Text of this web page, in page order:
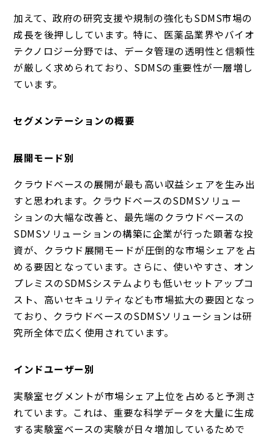
加えて、政府の研究支援や規制の強化もSDMS市場の
成長を後押ししています。特に、医薬品業界やバイオ
テクノロジー分野では、データ管理の透明性と信頼性
が厳しく求められており、SDMSの重要性が一層増し
ています。
セグメンテーションの概要
展開モード別
クラウドベースの展開が最も高い収益シェアを生み出
すと思われます。クラウドベースのSDMSソリュー
ションの大幅な改善と、最先端のクラウドベースの
SDMSソリューションの構築に企業が行った顕著な投
資が、クラウド展開モードが圧倒的な市場シェアを占
める要因となっています。さらに、使いやすさ、オン
プレミスのSDMSシステムよりも低いセットアップコ
スト、高いセキュリティなども市場拡大の要因となっ
ており、クラウドベースのSDMSソリューションは研
究所全体で広く使用されています。
インドユーザー別
実験室セグメントが市場シェア上位を占めると予測さ
れています。これは、重要な科学データを大量に生成
する実験室ベースの実験が日々増加しているためで